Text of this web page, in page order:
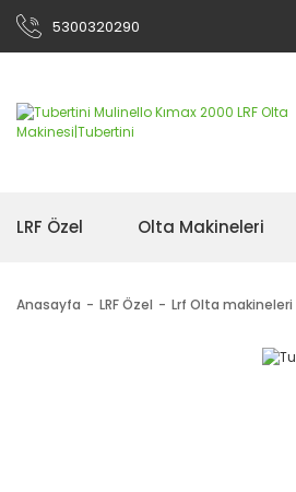
5300320290
LRF Özel Olta Makineleri
Anasayfa LRF Özel Lrf Olta makineleri